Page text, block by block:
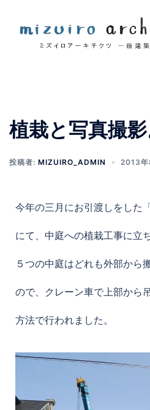
植栽と写真撮影
投稿者: MIZUIRO_ADMIN 2013年
今年の三月にお引渡しをした
にて、中庭への植栽工事に立
５つの中庭はどれも外部から
ので、クレーン車で上部から
方法で行われました。